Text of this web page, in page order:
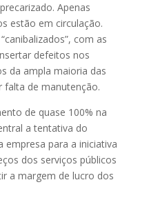
Apenas
estão em circulação.
com as
defeitos nos
da ampla maioria das
falta de manutenção.
de quase 100% na
a tentativa do
empresa para a iniciativa
dos serviços públicos
a margem de lucro dos